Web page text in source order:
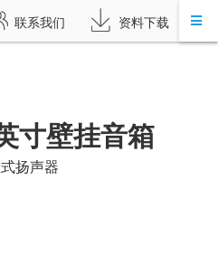
联系我们 资料下载
寸壁挂音箱
扬声器